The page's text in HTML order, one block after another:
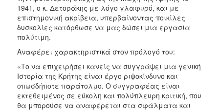
1941, ο κ. Δετοράκης με λόγο γλαφυρό, και με
επιστημονική ακρίβεια, υπερβαίνοντας ποικίλες
δυσκολίες κατόρθωσε να μας δώσει μια εργασία
πολύτιμη.
Αναφέρει χαρακτηριστικά στον πρόλογό του:
«Το να επιχειρήσει κανείς να συγγράψει μια γενική
Ιστορία της Κρήτης είναι έργο ριψοκίνδυνο και
οπωσδήποτε παράτολμο. Ο συγγραφέας είναι
εκτεθειμένος σε εύκολη και πολύπλευρη κριτική, που
θα μπορούσε να αναφέρεται στα σφάλματα και